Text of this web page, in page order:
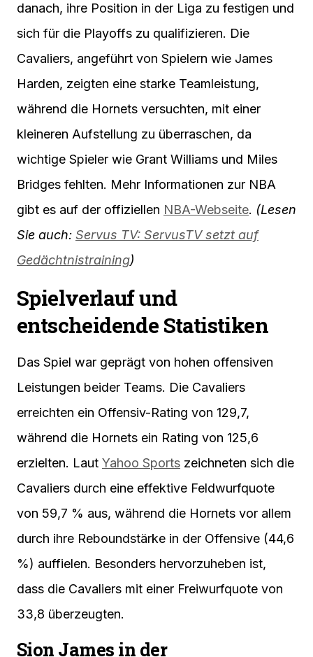
danach, ihre Position in der Liga zu festigen und
sich für die Playoffs zu qualifizieren. Die
Cavaliers, angeführt von Spielern wie James
Harden, zeigten eine starke Teamleistung,
während die Hornets versuchten, mit einer
kleineren Aufstellung zu überraschen, da
wichtige Spieler wie Grant Williams und Miles
Bridges fehlten. Mehr Informationen zur NBA
gibt es auf der offiziellen NBA-Webseite. (Lesen
Sie auch: Servus TV: ServusTV setzt auf
Gedächtnistraining)
Spielverlauf und
entscheidende Statistiken
Das Spiel war geprägt von hohen offensiven
Leistungen beider Teams. Die Cavaliers
erreichten ein Offensiv-Rating von 129,7,
während die Hornets ein Rating von 125,6
erzielten. Laut Yahoo Sports zeichneten sich die
Cavaliers durch eine effektive Feldwurfquote
von 59,7 % aus, während die Hornets vor allem
durch ihre Reboundstärke in der Offensive (44,6
%) auffielen. Besonders hervorzuheben ist,
dass die Cavaliers mit einer Freiwurfquote von
33,8 überzeugten.
Sion James in der